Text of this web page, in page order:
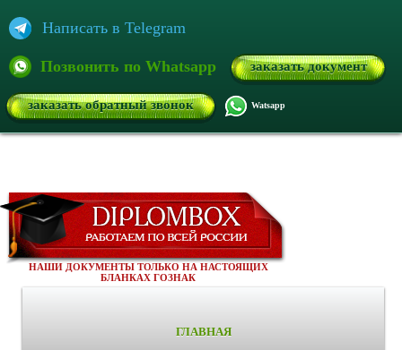
Написать в Telegram
Позвонить по Whatsapp заказать документ
заказать обратный звонок Watsapp
НАШИ ДОКУМЕНТЫ ТОЛЬКО НА НАСТОЯЩИХ
БЛАНКАХ ГОЗНАК
ГЛАВНАЯ